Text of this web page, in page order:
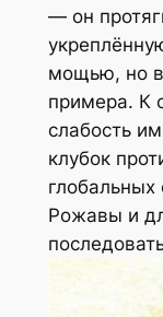
— он
мощью, но
примера. К
слабость
клубок
Рожавы и